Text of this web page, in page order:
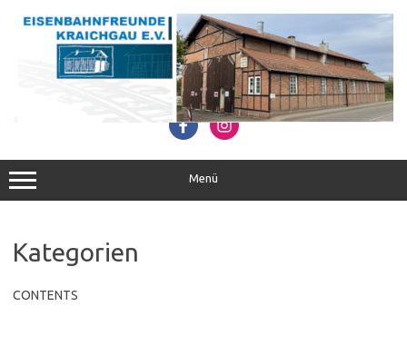
Inhalt
springen
Menü
Kategorien
CONTENTS